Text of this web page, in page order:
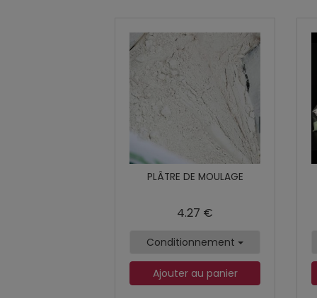
PLÂTRE DE MOULAGE
4.27 €
Conditionnement
Ajouter au panier